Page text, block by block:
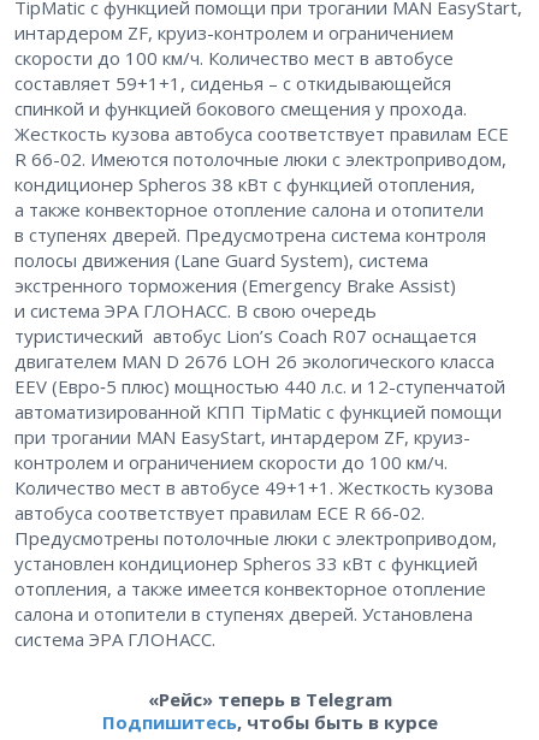
TipMatic с функцией помощи при трогании MAN EasyStart,
интардером ZF, круиз-контролем и ограничением
скорости до 100 км/ч. Количество мест в автобусе
составляет 59+1+1, сиденья – ​с откидывающейся
спинкой и функцией бокового смещения у прохода.
Жесткость кузова автобуса соответствует правилам ECE
R 66-02. Имеются потолочные люки с электроприводом,
кондиционер Spheros 38 кВт с функцией отопления,
а также конвекторное отопление салона и отопители
в ступенях дверей. Предусмотрена система контроля
полосы движения (Lane Guard System), система
экстренного торможения (Emergency Brake Assist)
и система ЭРА ГЛОНАСС. В свою очередь
туристический автобус Lion’s Coach R 07 оснащается
двигателем MAN D 2676 LOH 26 экологического класса
EEV (Евро‑5 плюс) мощностью 440 л.с. и 12-ступенчатой
автоматизированной КПП TipMatic с функцией помощи
при трогании MAN EasyStart, интардером ZF, круиз-
контролем и ограничением скорости до 100 км/ч.
Количество мест в автобусе ​49+1+1. Жесткость кузова
автобуса соответствует правилам ECE R 66-02.
Предусмотрены потолочные люки с электроприводом,
установлен кондиционер Spheros 33 кВт с функцией
отопления, а также имеется конвекторное отопление
салона и отопители в ступенях дверей. Установлена
система ЭРА ГЛОНАСС.
«Рейс» теперь в Telegram
Подпишитесь, чтобы быть в курсе